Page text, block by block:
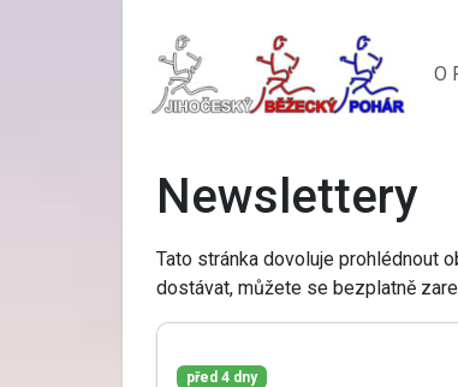
O
Newslettery
Tato stránka dovoluje prohlédnout
dostávat, můžete se bezplatně
před 4 dny